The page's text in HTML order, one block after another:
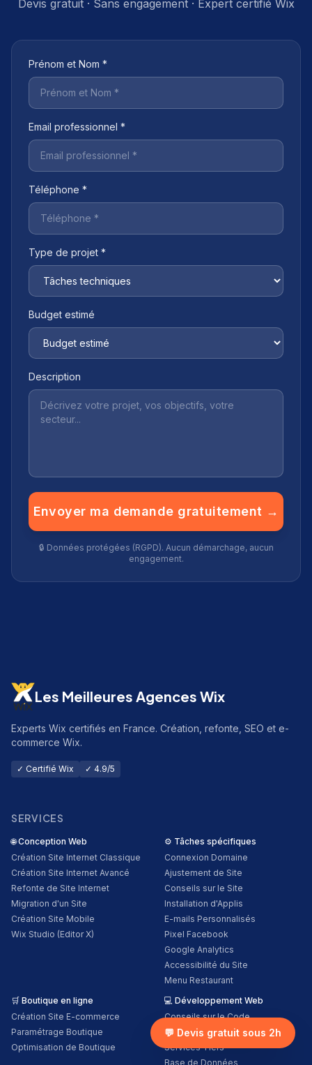
Devis gratuit · Sans engagement · Expert certifié Wix
Prénom et Nom *
Email professionnel *
Téléphone *
Type de projet *
Budget estimé
Description
Envoyer ma demande gratuitement →
🔒 Données protégées (RGPD). Aucun démarchage, aucun
engagement.
Les Meilleures Agences Wix
Experts Wix certifiés en France. Création, refonte, SEO et e-
commerce Wix.
✓ Certifié Wix ✓ 4.9/5
SERVICES
🌐 Conception Web
Création Site Internet Classique
Création Site Internet Avancé
Refonte de Site Internet
Migration d'un Site
Création Site Mobile
Wix Studio (Editor X)
⚙️ Tâches spécifiques
Connexion Domaine
Ajustement de Site
Conseils sur le Site
Installation d'Applis
E-mails Personnalisés
Pixel Facebook
Google Analytics
Accessibilité du Site
Menu Restaurant
🛒 Boutique en ligne
Création Site E-commerce
Paramétrage Boutique
Optimisation de Boutique
💻 Développement Web
Conseils sur le Code
Fonctions Personnalisées
Services Tiers
Base de Données
💬 Devis gratuit sous 2h